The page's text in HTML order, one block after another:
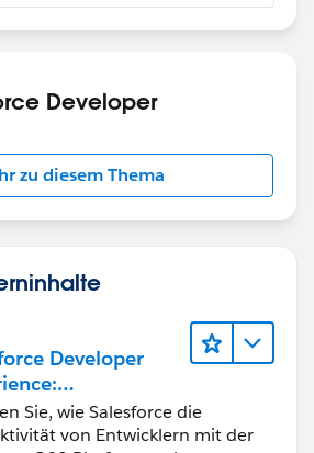
Developer
zu diesem Thema
Developer
Sie, wie Salesforce die
von Entwicklern mit der